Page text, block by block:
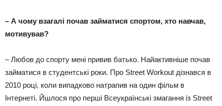
– А чому взагалі почав займатися спортом, хто навчав,
мотивував?
– Любов до спорту мені привив батько. Найактивніше почав
займатися в студентські роки. Про Street Workout дізнався в
2010 році, коли випадково натрапив на один фільм в
Інтернеті. Йшлося про перші Всеукраїнські змагання із Street